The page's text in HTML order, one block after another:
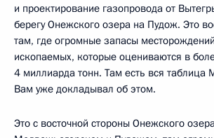
и проектирование газопровода от
берегу Онежского озера на Пудож. Это
там, где огромные запасы
ископаемых, которые оцениваются в
4 миллиарда тонн. Там есть вся таблица
Вам уже докладывал об этом.
Это с восточной стороны Онежского